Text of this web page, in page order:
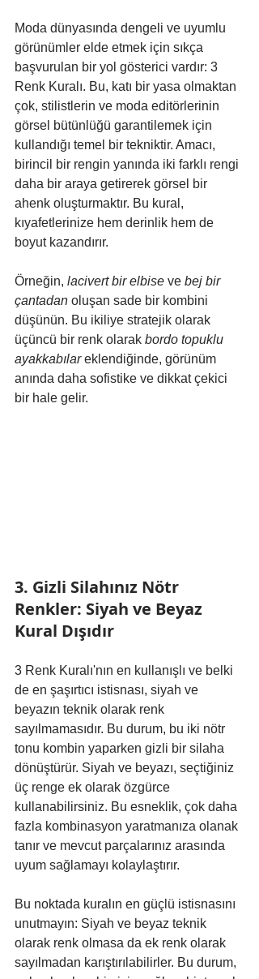
Moda dünyasında dengeli ve uyumlu
görünümler elde etmek için sıkça
başvurulan bir yol gösterici vardır: 3
Renk Kuralı. Bu, katı bir yasa olmaktan
çok, stilistlerin ve moda editörlerinin
görsel bütünlüğü garantilemek için
kullandığı temel bir tekniktir. Amacı,
birincil bir rengin yanında iki farklı rengi
daha bir araya getirerek görsel bir
ahenk oluşturmaktır. Bu kural,
kıyafetlerinize hem derinlik hem de
boyut kazandırır.
Örneğin, lacivert bir elbise ve bej bir
çantadan oluşan sade bir kombini
düşünün. Bu ikiliye stratejik olarak
üçüncü bir renk olarak bordo topuklu
ayakkabılar eklendiğinde, görünüm
anında daha sofistike ve dikkat çekici
bir hale gelir.
3. Gizli Silahınız Nötr
Renkler: Siyah ve Beyaz
Kural Dışıdır
3 Renk Kuralı'nın en kullanışlı ve belki
de en şaşırtıcı istisnası, siyah ve
beyazın teknik olarak renk
sayılmamasıdır. Bu durum, bu iki nötr
tonu kombin yaparken gizli bir silaha
dönüştürür. Siyah ve beyazı, seçtiğiniz
üç renge ek olarak özgürce
kullanabilirsiniz. Bu esneklik, çok daha
fazla kombinasyon yaratmanıza olanak
tanır ve mevcut parçalarınız arasında
uyum sağlamayı kolaylaştırır.
Bu noktada kuralın en güçlü istisnasını
unutmayın: Siyah ve beyaz teknik
olarak renk olmasa da ek renk olarak
sayılmadan karıştırılabilirler. Bu durum,